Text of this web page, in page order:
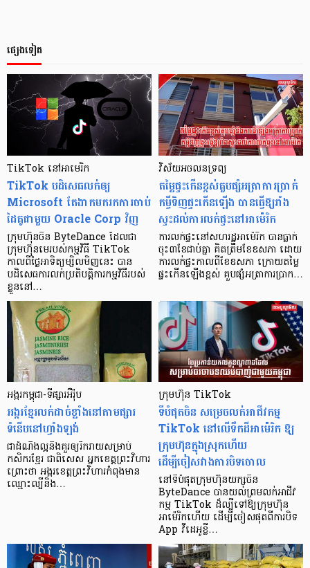
ផ្សេងទៀត
TikTok នៅអាមេរិក
TikTok បដិសេធលក់ឲ្យ
Microsoft តែងាកមករកការចាប់
ដៃគូជាមួយ Oracle Corp វិញ
ក្រុមហ៊ុនចិន ByteDance ដែលជា
ក្រុមហ៊ុនមេរបស់កម្មវិធី TikTok
កាលពីថ្ងៃអាទិត្យម្សិលមិញនេះ បាន
បដិសេធការលក់ប្រតិបត្តិការកម្មវិធីរបស់
ខ្លួននៅ…
វិស័យអចលនទ្រព្យ
តម្លៃផ្ទះកើនខ្ពស់គួបផ្សំអត្រាការប្រាក់
កម្ចីទិញផ្ទះកើនឡើង បានធ្វើឱ្យរាំង
ស្ទះដល់ការលក់ផ្ទះនៅអាម៉េរិក
ការលក់ផ្ទះនៅសហរដ្ឋអាម៉េរិក បានធ្លាក់
ចុះ៣ខែជាប់គ្នា គិតត្រឹមខែឧសភា ដោយ
ការលក់ផ្ទះកាលពីខែឧសភា ក្រោយតម្លៃ
ផ្ទះកើនឡើងខ្ពស់ គួបផ្សំអត្រាការប្រាក…
អង្ករ​កម្ពុជា-​ទីផ្សារ​អឺរ៉ុប
អង្ករ​ខ្មែរ​លក់​ដាច់​ខ្លាំង​នៅតាម​ផ្សារ​
ទំនើប​នៅ​ហ្វាំងឡង់
ជា​ដំណឹង​ល្អ​និង​គួរ​ឲ្យ​រីករាយ​សម្រាប់​
កសិករ​ខ្មែរ ជាពិសេស អ្នក​ខេត្ត​ព្រះវិហារ
ព្រោះ​ថា អង្ករ​ខេត្ត​ព្រះវិហារ​កំពុង​មាន​
ឈ្មោះ​ល្បី​និង​…
ក្រុមហ៊ុន TikTok
ទីបំផុតចិន សម្រេចលក់អាជីវកម្ម
TikTok នៅលើទឹកដីអាម៉េរិក ឱ្យ
ក្រុមហ៊ុនក្នុងស្រុកហើយ
ដើម្បីចៀសវាងការបិទចោល
នៅទីបំផុតក្រុមហ៊ុនយក្សចិន
ByteDance បានយល់ព្រមលក់អាជីវ
កម្ម TikTok ដ៏ល្បីទៅឱ្យក្រុមហ៊ុន
អាម៉េរិកហើយ ដើម្បីចៀសផុតពីការបិទ
App វីដេអូខ្លី…